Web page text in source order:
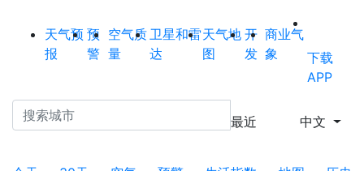
天气预
报
预
警
空气质
量
卫星和雷
达
天气地
图
开
发
商业气
象
下载
APP
最近 中文